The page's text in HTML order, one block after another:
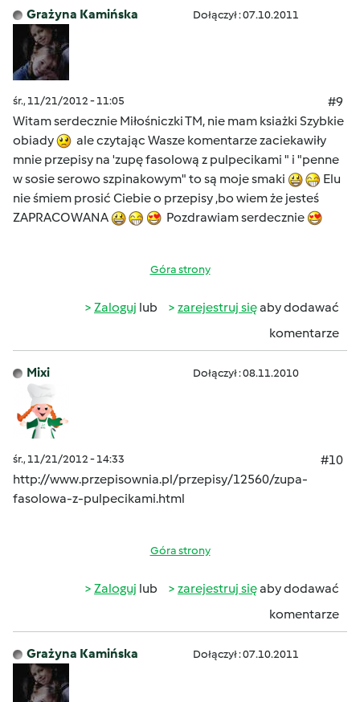
Grażyna Kamińska Dołączył : 07.10.2011
śr., 11/21/2012 - 11:05
#9
Witam serdecznie Miłośniczki TM, nie mam ksiażki Szybkie
obiady
ale czytając Wasze komentarze zaciekawiły
mnie przepisy na 'zupę fasolową z pulpecikami " i "penne
w sosie serowo szpinakowym" to są moje smaki
Elu
nie śmiem prosić Ciebie o przepisy ,bo wiem że jesteś
ZAPRACOWANA
Pozdrawiam serdecznie
Góra strony
Zaloguj lub zarejestruj sięaby dodawać
komentarze
Mixi Dołączył : 08.11.2010
śr., 11/21/2012 - 14:33
#10
http://www.przepisownia.pl/przepisy/12560/zupa-
fasolowa-z-pulpecikami.html
Góra strony
Zaloguj lub zarejestruj sięaby dodawać
komentarze
Grażyna Kamińska Dołączył : 07.10.2011